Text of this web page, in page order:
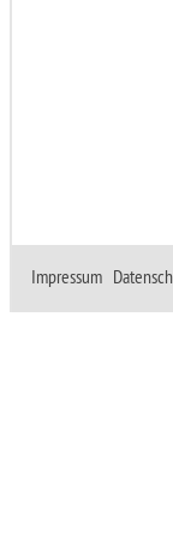
Impressum